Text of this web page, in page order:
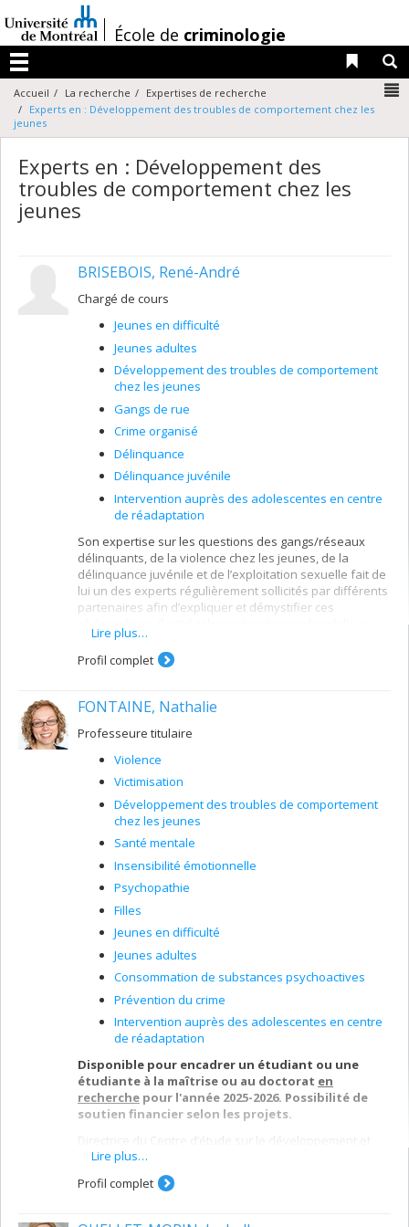
au
contenu
/École de criminologie
Menu
Liens
Accueil La recherche
Expertises de recherche
Experts en : Développement des troubles de comportement chez les
jeunes
Experts en : Développement des
troubles de comportement chez les
jeunes
BRISEBOIS, René-André
Chargé de cours
Jeunes en difficulté
Jeunes adultes
Développement des troubles de comportement
chez les jeunes
Gangs de rue
Crime organisé
Délinquance
Délinquance juvénile
Intervention auprès des adolescentes en centre
de réadaptation
Son expertise sur les questions des gangs/réseaux
délinquants, de la violence chez les jeunes, de la
délinquance juvénile et de l’exploitation sexuelle fait de
lui un des experts régulièrement sollicités par différents
partenaires afin d’expliquer et démystifier ces
CCSMTL en ce qui a trait à ces différentes questions. Sa
participation au déploiement de projets de recherche
portant sur ces questions et son implication dans le
d’intervention qui répondent à ces problématiques
sur ces différents thèmes. René-André Brisebois est
également chargé de cours à l’Université de Montréal,
jeunes et enseigne un cours sur le phénomène des
gangs et les problématiques associées.
Lire plus…
Profil complet
FONTAINE, Nathalie
Professeure titulaire
Violence
Victimisation
Développement des troubles de comportement
chez les jeunes
Santé mentale
Insensibilité émotionnelle
Psychopathie
Filles
Jeunes en difficulté
Jeunes adultes
Consommation de substances psychoactives
Prévention du crime
Intervention auprès des adolescentes en centre
de réadaptation
Disponible pour encadrer un étudiant ou une
étudiante à la maîtrise ou au doctorat en
recherche pour l'année 2025-2026. Possibilité de
soutien financier selon les projets.
Directrice du Centre d’étude sur le développement et
l’adaptation des jeunes (CEDAJ;
mes travaux de recherche portent sur le
développement des troubles de comportement chez
autres difficultés pouvant être associées à ces troubles
Lire plus…
Profil complet